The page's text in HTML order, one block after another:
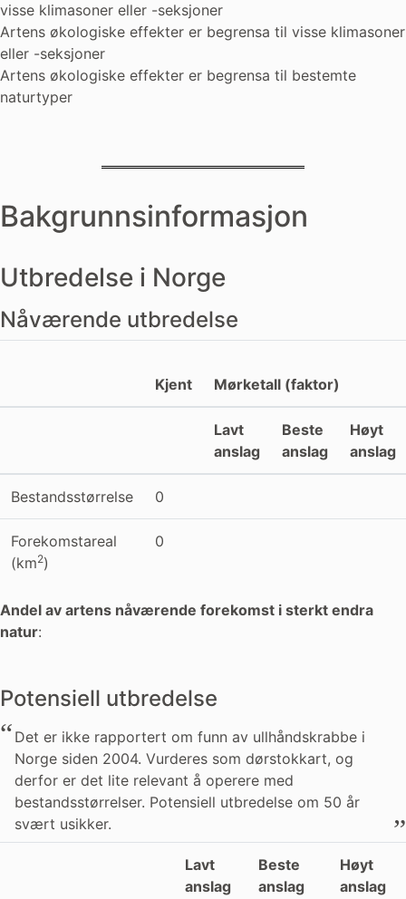
visse klimasoner eller -seksjoner
Artens økologiske effekter er begrensa til visse klimasoner
eller -seksjoner
Artens økologiske effekter er begrensa til bestemte
naturtyper
Bakgrunnsinformasjon
Utbredelse i Norge
Nåværende utbredelse
Kjent Mørketall (faktor)
Lavt
anslag
Beste
anslag
Høyt
anslag
Bestandsstørrelse 0
Forekomstareal
(km2)
0
Andel av artens nåværende forekomst i sterkt endra
natur:
Potensiell utbredelse
Det er ikke rapportert om funn av ullhåndskrabbe i
Norge siden 2004. Vurderes som dørstokkart, og
derfor er det lite relevant å operere med
bestandsstørrelser. Potensiell utbredelse om 50 år
svært usikker.
Lavt
anslag
Beste
anslag
Høyt
anslag